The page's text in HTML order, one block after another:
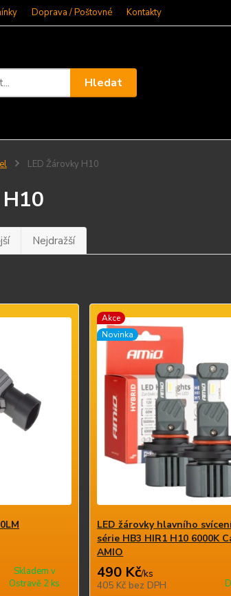
Doprava / Poštovné Kontakty
Hledat
LED Žárovky H10
Nejdražší
Skladem v
Ostravě 2 ks
Akce
Novinka
LED žárovky hlavního
série HB3 HIR1 H10 6000K
AMIO
490 Kč/ks
405 Kč bez DPH